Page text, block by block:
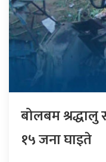
बोलबम श्रद्धालु
१५ जना घाइते